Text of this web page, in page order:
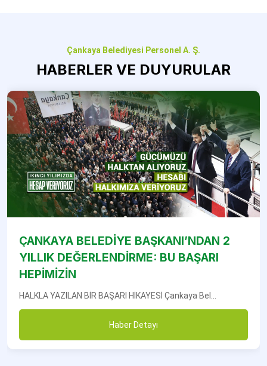
Çankaya Belediyesi Personel A. Ş.
HABERLER VE DUYURULAR
ÇANKAYA BELEDİYE BAŞKANI’NDAN 2
YILLIK DEĞERLENDİRME: BU BAŞARI
HEPİMİZİN
HALKLA YAZILAN BİR BAŞARI HİKAYESİ Çankaya Bel...
Haber Detayı